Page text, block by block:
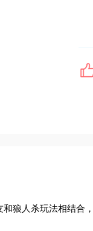
狼人杀玩法相结合